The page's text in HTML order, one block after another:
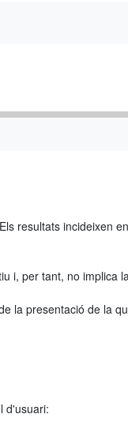
resultats incideixen
i, per tant, no implica
la presentació de la
d'usuari: